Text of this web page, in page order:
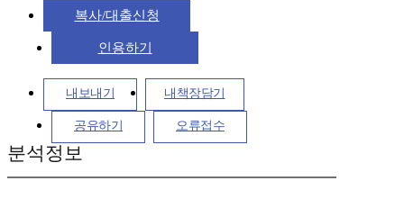
복사/대출신청
인용하기
내보내기 내책장담기
공유하기 오류접수
분석정보